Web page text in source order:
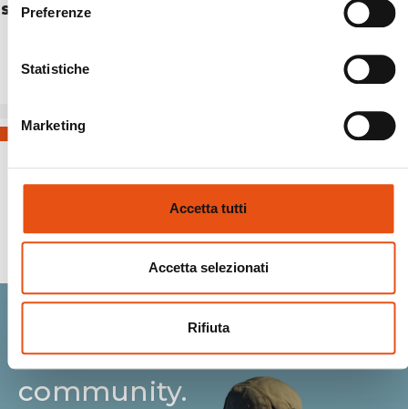
Preferenze
Statistiche
Marketing
Accetta tutti
Accetta selezionati
Rifiuta
SACCO YUKON SQUARE +3° C
€116,90
Spedizioni Sicure
Entra nella Ferrino
community.